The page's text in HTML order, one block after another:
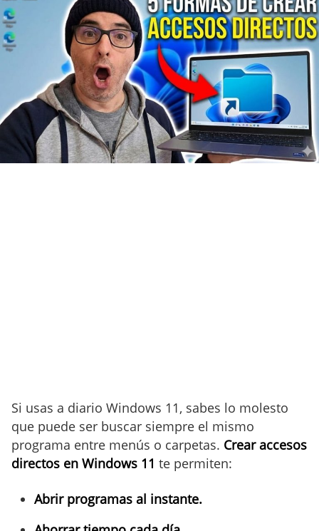
Si usas a diario Windows 11, sabes lo molesto
que puede ser buscar siempre el mismo
programa entre menús o carpetas. Crear accesos
directos en Windows 11 te permiten:
Abrir programas al instante.